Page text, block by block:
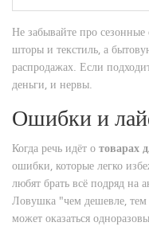
Не забывайте про
шторы и текстиль, а
распродажах. Если
деньги, и нервы.
Ошибки и
Когда речь идёт о товарах
ошибки, которые легко
любят брать всё подряд на
Ловушка "чем дешевле,
может оказаться